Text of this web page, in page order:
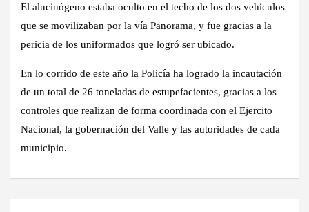
El alucinógeno estaba oculto en el techo de los dos vehículos
que se movilizaban por la vía Panorama, y fue gracias a la
pericia de los uniformados que logró ser ubicado.
En lo corrido de este año la Policía ha logrado la incautación
de un total de 26 toneladas de estupefacientes, gracias a los
controles que realizan de forma coordinada con el Ejercito
Nacional, la gobernación del Valle y las autoridades de cada
municipio.